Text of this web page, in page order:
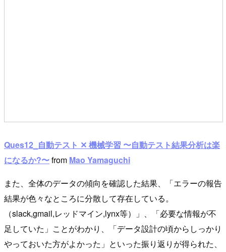
Ques12_自動テスト ✕ 機械学習 〜自動テスト結果分析は楽
になるか?〜from Mao Yamaguchi
また、全体のデータの傾向を確認した結果、「エラーの報告
結果が色々なところに分散して存在している。
（slack,gmail,レッドマイン,lynx等）」、「必要な情報が不
足していた」ことがわかり、「データ設計の頃からしっかり
やっておいた方がよかった」といった振り返りが得られた、